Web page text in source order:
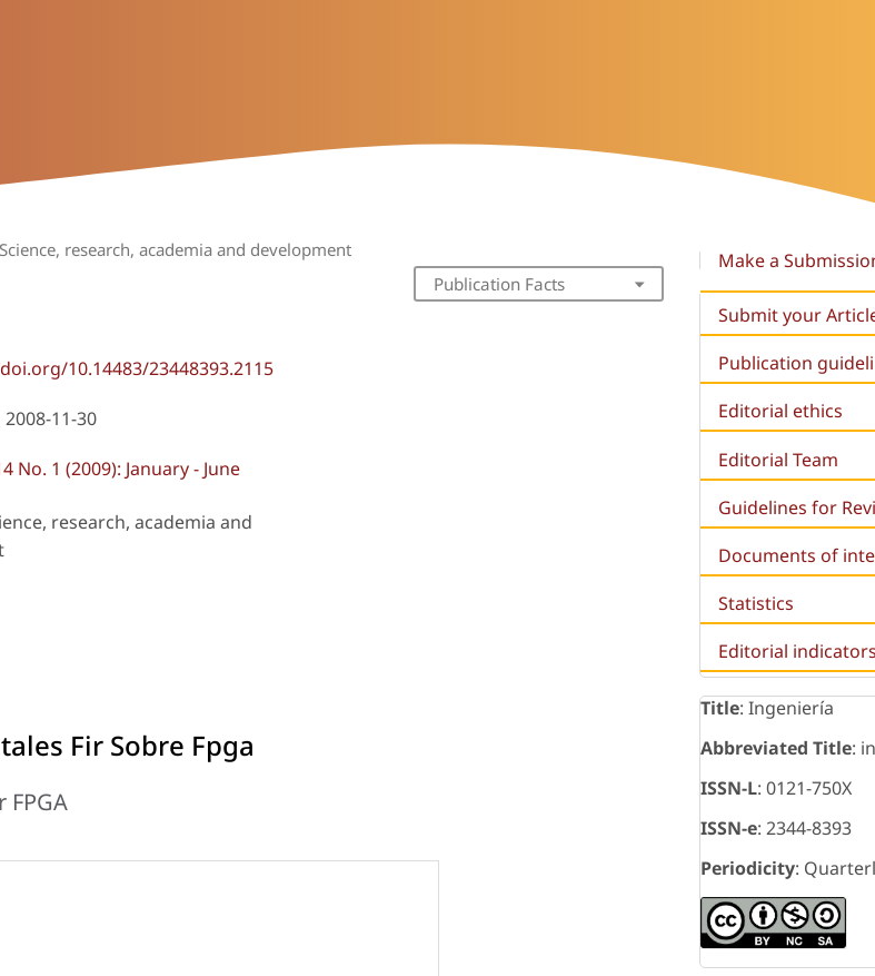
Science, research, academia and development
10.14483/23448393.2115
2008-11-30
No. 1 (2009): January - June
research, academia and
Fir Sobre Fpga
Publication Facts
Make a
Submit your
Publication
Editorial ethics
Editorial Team
Guidelines for
Documents of
Statistics
Editorial
Title: Ingeniería
Abbreviated Title:
ISSN-L: 0121-750X
ISSN-e: 2344-8393
Periodicity: